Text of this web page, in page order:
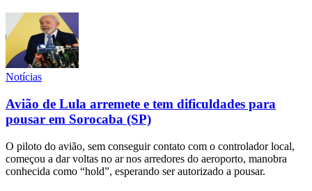
Notícias
Avião de Lula arremete e tem dificuldades para
pousar em Sorocaba (SP)
O piloto do avião, sem conseguir contato com o controlador local,
começou a dar voltas no ar nos arredores do aeroporto, manobra
conhecida como “hold”, esperando ser autorizado a pousar.